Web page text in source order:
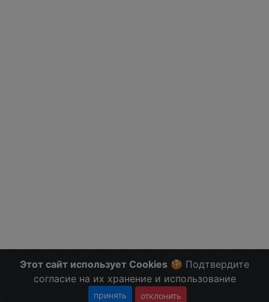
Этот сайт использует Cookies 🍪 Подтвердите
согласие на их хранение и использование
принять отклонить